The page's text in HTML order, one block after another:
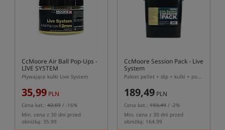
CcMoore Air Ball Pop-Ups -
LIVE SYSTEM
Pływające kulki Live System
35,99 PLN
Cena kat.: 42,69 / -16%
Min. cena z 30 dni przed
obniżką: 35.99
CcMoore Session Pack - Live
System
Pakiet pellet + dip + kulki + pop-ups
189,49 PLN
Cena kat.: 193,49 / -2%
Min. cena z 30 dni przed
obniżką: 164.99